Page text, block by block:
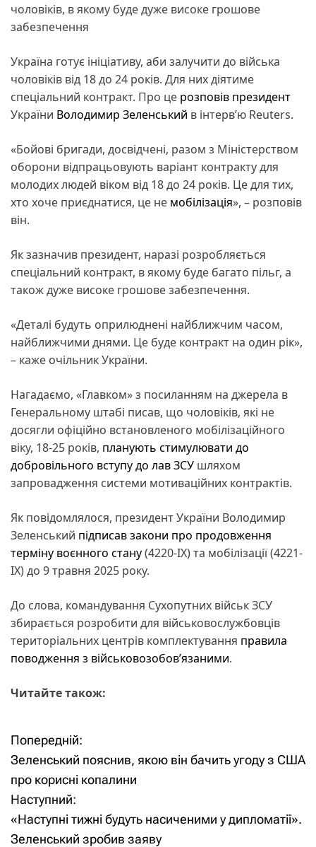
чоловіків, в якому буде дуже високе грошове
забезпечення
Україна готує ініціативу, аби залучити до війська
чоловіків від 18 до 24 років. Для них діятиме
спеціальний контракт. Про це розповів президент
України Володимир Зеленський в інтерв’ю Reuters.
«Бойові бригади, досвідчені, разом з Міністерством
оборони відпрацьовують варіант контракту для
молодих людей віком від 18 до 24 років. Це для тих,
хто хоче приєднатися, це не мобілізація», – розповів
він.
Як зазначив президент, наразі розробляється
спеціальний контракт, в якому буде багато пільг, а
також дуже високе грошове забезпечення.
«Деталі будуть оприлюднені найближчим часом,
найближчими днями. Це буде контракт на один рік»,
– каже очільник України.
Нагадаємо, «Главком» з посиланням на джерела в
Генеральному штабі писав, що чоловіків, які не
досягли офіційно встановленого мобілізаційного
віку, 18-25 років, планують стимулювати до
добровільного вступу до лав ЗСУ шляхом
запровадження системи мотиваційних контрактів.
Як повідомлялося, президент України Володимир
Зеленський підписав закони про продовження
терміну воєнного стану(4220-IX) та мобілізації (4221-
IX) до 9 травня 2025 року.
До слова, командування Сухопутних військ ЗСУ
збирається розробити для військовослужбовців
територіальних центрів комплектування правила
поводження з військовозобов’язаними.
Читайте також:
Н
а
в
і
Попередній:
Зеленський пояснив, якою він бачить угоду з США
про корисні копалини
Наступний:
«Наступні тижні будуть насиченими у дипломатії».
Зеленський зробив заяву